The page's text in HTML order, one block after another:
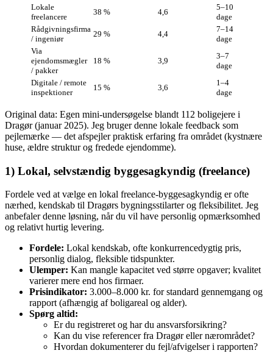
Lokale
freelancere
38 % 4,6
5–10
dage
Rådgivningsfirma
/ ingeniør
29 % 4,4
7–14
dage
Via
ejendomsmægler
/ pakker
18 % 3,9
3–7
dage
Digitale / remote
inspektioner
15 % 3,6
1–4
dage
Original data: Egen mini‑undersøgelse blandt 112 boligejere i
Dragør (januar 2025). Jeg bruger denne lokale feedback som
pejlemærke — det afspejler praktisk erfaring fra området (kystnære
huse, ældre struktur og fredede ejendomme).
1) Lokal, selvstændig byggesagkyndig (freelance)
Fordele ved at vælge en lokal freelance‑byggesagkyndig er ofte
nærhed, kendskab til Dragørs bygningsstilarter og fleksibilitet. Jeg
anbefaler denne løsning, når du vil have personlig opmærksomhed
og relativt hurtig levering.
Fordele: Lokal kendskab, ofte konkurrencedygtig pris,
personlig dialog, fleksible tidspunkter.
Ulemper: Kan mangle kapacitet ved større opgaver; kvalitet
varierer mere end hos firmaer.
Prisindikator: 3.000–8.000 kr. for standard gennemgang og
rapport (afhængig af boligareal og alder).
Spørg altid:
Er du registreret og har du ansvarsforsikring?
Kan du vise referencer fra Dragør eller nærområdet?
Hvordan dokumenterer du fejl/afvigelser i rapporten?